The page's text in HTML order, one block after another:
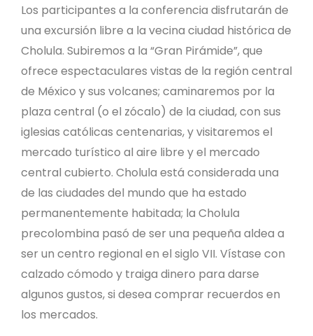
Los participantes a la conferencia disfrutarán de
una excursión libre a la vecina ciudad histórica de
Cholula. Subiremos a la “Gran Pirámide”, que
ofrece espectaculares vistas de la región central
de México y sus volcanes; caminaremos por la
plaza central (o el zócalo) de la ciudad, con sus
iglesias católicas centenarias, y visitaremos el
mercado turístico al aire libre y el mercado
central cubierto. Cholula está considerada una
de las ciudades del mundo que ha estado
permanentemente habitada; la Cholula
precolombina pasó de ser una pequeña aldea a
ser un centro regional en el siglo VII. Vístase con
calzado cómodo y traiga dinero para darse
algunos gustos, si desea comprar recuerdos en
los mercados.